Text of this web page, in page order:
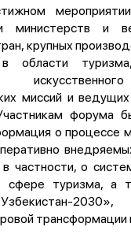
министерств и
крупных
области
миссий и
форума
о процессе
частности, о
сфере туризма, а
2030»,
трансформации